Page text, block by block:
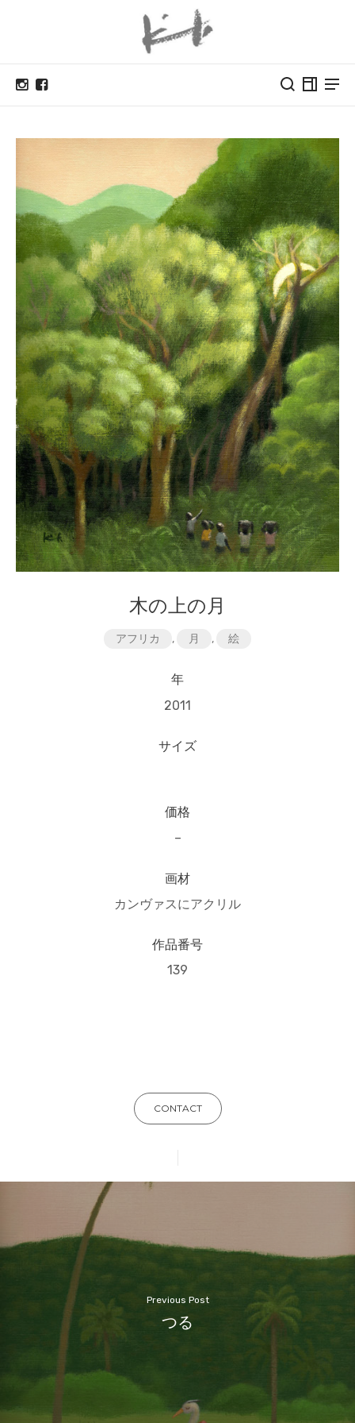
木の上の月
アフリカ , 月 , 絵
年
2011
サイズ
価格
–
画材
カンヴァスにアクリル
作品番号
139
CONTACT
Previous Post
つる